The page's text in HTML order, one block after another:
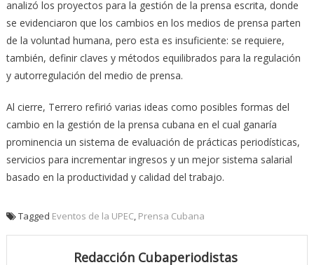
analizó los proyectos para la gestión de la prensa escrita, donde
se evidenciaron que los cambios en los medios de prensa parten
de la voluntad humana, pero esta es insuficiente: se requiere,
también, definir claves y métodos equilibrados para la regulación
y autorregulación del medio de prensa.
Al cierre, Terrero refirió varias ideas como posibles formas del
cambio en la gestión de la prensa cubana en el cual ganaría
prominencia un sistema de evaluación de prácticas periodísticas,
servicios para incrementar ingresos y un mejor sistema salarial
basado en la productividad y calidad del trabajo.
Tagged Eventos de la UPEC, Prensa Cubana
Redacción Cubaperiodistas